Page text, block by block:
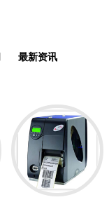
最新资讯